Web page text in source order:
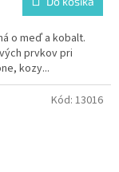
o meď a kobalt.
prvkov pri
kozy...
Kód: 13016